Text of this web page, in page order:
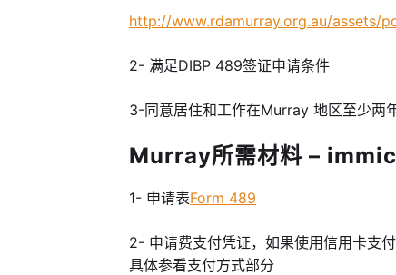
http://www.rdamurray.org.au/assets/
2- 满足DIBP 489签证申请条件
3-同意居住和工作在Murray 地区至少两
Murray所需材料 –
1- 申请表Form 489
2- 申请费支付凭证，如果使用信用卡支
具体参看支付方式部分